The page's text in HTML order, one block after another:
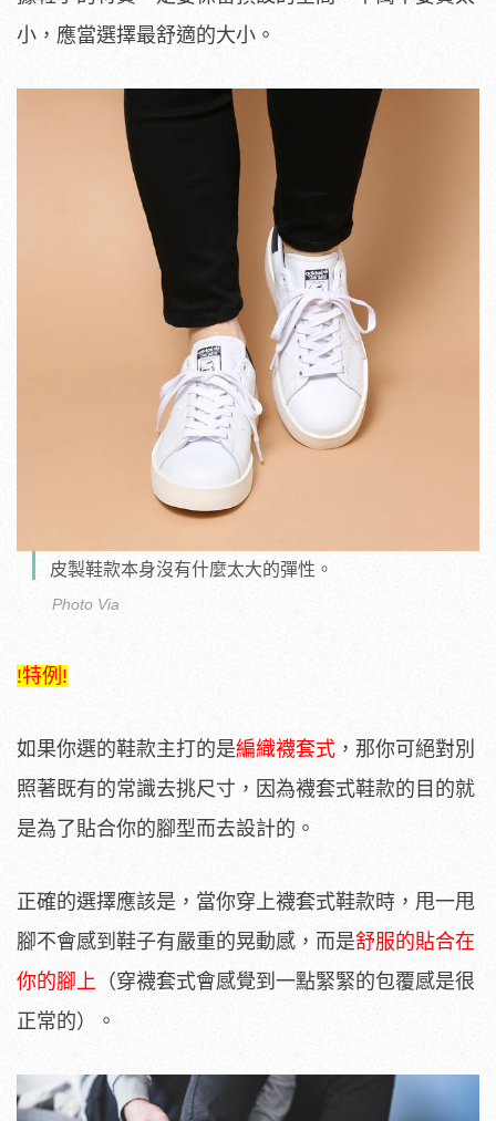
小，應當選擇最舒適的大小。
皮製鞋款本身沒有什麼太大的彈性。
Photo Via
!特例!
如果你選的鞋款主打的是編織襪套式 ，那你可絕對別
照著既有的常識去挑尺寸，因為襪套式鞋款的目的就
是為了貼合你的腳型而去設計的。
正確的選擇應該是，當你穿上襪套式鞋款時，甩一甩
腳不會感到鞋子有嚴重的晃動感，而是舒服的貼合在
你的腳上 （穿襪套式會感覺到一點緊緊的包覆感是很
正常的）。